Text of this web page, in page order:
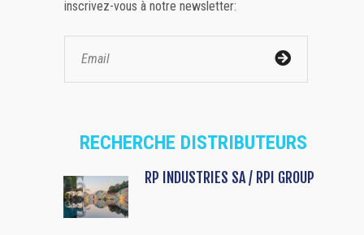
inscrivez-vous à notre newsletter:
RECHERCHE DISTRIBUTEURS
RP INDUSTRIES SA / RPI GROUP